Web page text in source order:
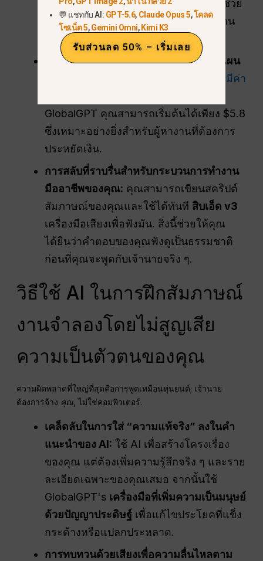
Gemini 3 Proทั้งหมดในบัญชีเดียว. ซึ่งช่วย
ประหยัดเวลาของคุณและทำให้การทำงาน
ของคุณเป็นระเบียบ.
ประหยัดค่าใช้จ่ายอย่างมีนัยสำคัญด้วยแผน
เว็บไซต์ AI แบบรายบุคคลมีค่า
GlobalGPT คุณสามารถเริ่มต้นได้เพียง $5.8
ซึ่งเหมาะอย่างยิ่งสำหรับผู้หางานที่ต้องการ
ประหยัดเงิน.
การสลับที่ราบรื่นสำหรับกระบวนการทำงาน
มืออาชีพของคุณ: คุณสามารถเขียนสคริปต์
สัมภาษณ์ของคุณและใช้ได้ทันที สิบเอ็ด v3
เครื่องมือเสียงเพื่อฟังมัน. สิ่งนี้ช่วยให้คุณ
ได้ยินว่าคำตอบของคุณฟังดูเป็นธรรมชาติ
ก่อนที่คุณจะพูดกับเจ้านายจริง ๆ.
วิธีใช้ AI ในการฝึกสัมภาษณ์
งานจำลองโดยไม่สูญเสีย
ความเป็นตัวตนของคุณ
ความผิดพลาดที่ใหญ่ที่สุดคือการพูดเหมือนหุ่นยนต์; เจ้านาย
ต้องการจ้าง คุณ , ไม่ใช่คอมพิวเตอร์.
เคล็ดลับในการใส่ “ความแท้จริง” ลงในคำ
แนะนำของ AI: ใช้ AI เพื่อสร้างโครงเรื่อง
ของคุณ แต่ต้องเพิ่มความรู้สึกจริง ๆ และราย
ละเอียดเฉพาะของคุณเสมอ จากนั้นใช้
GlobalGPT's เครื่องมือที่เพิ่มความเป็นมนุษย์
ด้วยปัญญาประดิษฐ์ เพื่อแก้ไขประโยคที่แข็ง
กระด้างหรือแปลกประหลาด.
การทบทวนด้วยเสียงเพื่อความลื่นไหลตาม
💬 แชทกับ AI: GPT-5.6, Claude Opus 5,โคลด
โซเน็ต 5,Gemini Omni,Kimi K3
รับส่วนลด 50% – เริ่มเลย